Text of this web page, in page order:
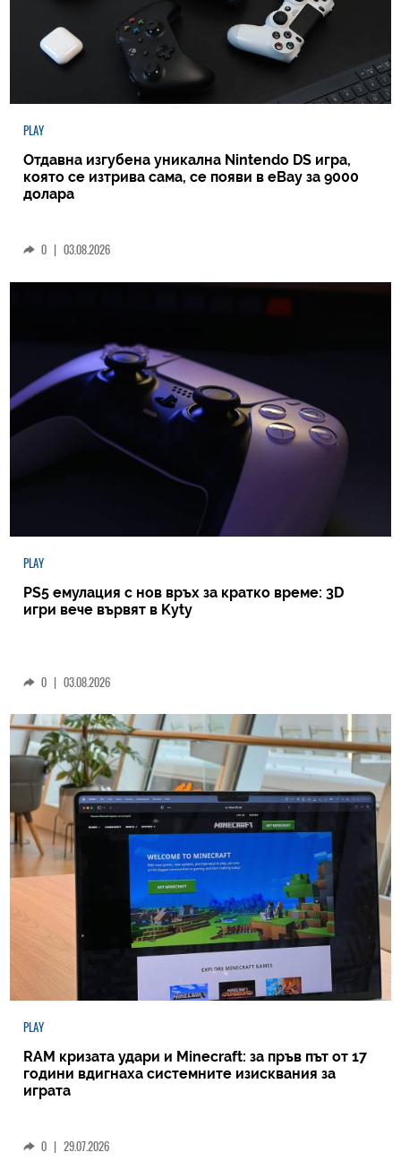
PLAY
Отдавна изгубена уникална Nintendo DS игра,
която се изтрива сама, се появи в eBay за 9000
долара
0 | 03.08.2026
PLAY
PS5 емулация с нов връх за кратко време: 3D
игри вече вървят в Kyty
0 | 03.08.2026
PLAY
RAM кризата удари и Minecraft: за пръв път от 17
години вдигнаха системните изисквания за
играта
0 | 29.07.2026